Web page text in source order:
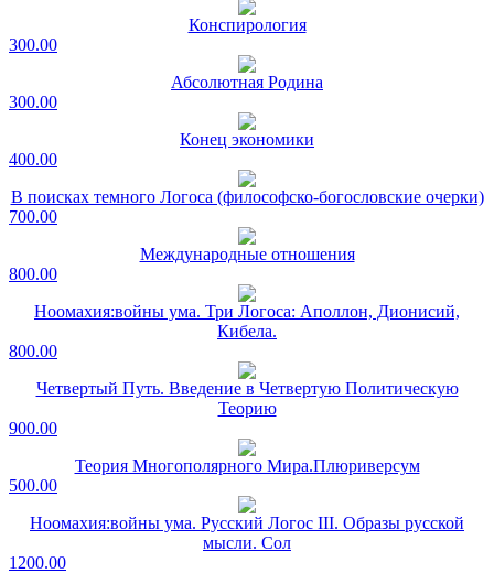
Конспирология
300.00
Абсолютная Родина
300.00
Конец экономики
400.00
В поисках темного Логоса (философско-богословские очерки)
700.00
Международные отношения
800.00
Ноомахия:войны ума. Три Логоса: Аполлон, Дионисий,
Кибела.
800.00
Четвертый Путь. Введение в Четвертую Политическую
Теорию
900.00
Теория Многополярного Мира.Плюриверсум
500.00
Ноомахия:войны ума. Русский Логос III. Образы русской
мысли. Сол
1200.00